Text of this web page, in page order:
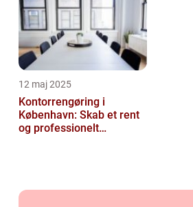
12 maj 2025
Kontorrengøring i
København: Skab et rent
og professionelt